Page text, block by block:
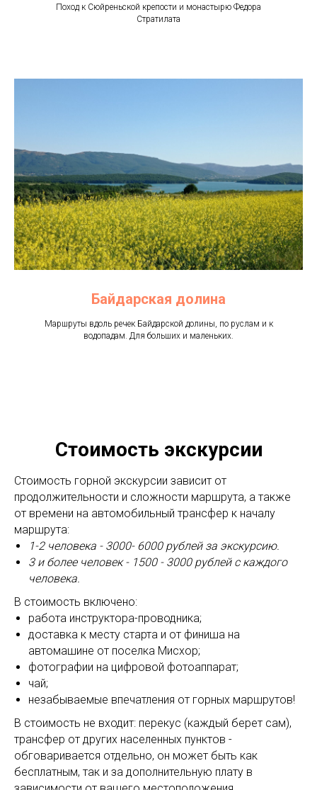
Поход к Сюйреньской крепости и монастырю Федора
Стратилата
Байдарская долина
Маршруты вдоль речек Байдарской долины, по руслам и к
водопадам. Для больших и маленьких.
Стоимость экскурсии
Стоимость горной экскурсии зависит от
продолжительности и сложности маршрута, а также
от времени на автомобильный трансфер к началу
маршрута:
1-2 человека - 3000- 6000 рублей за экскурсию.
3 и более человек - 1500 - 3000 рублей с каждого
человека.
В стоимость включено:
работа инструктора-проводника;
доставка к месту старта и от финиша на
автомашине от поселка Мисхор;
фотографии на цифровой фотоаппарат;
чай;
незабываемые впечатления от горных маршрутов!
В стоимость не входит: перекус (каждый берет сам),
трансфер от других населенных пунктов -
обговаривается отдельно, он может быть как
бесплатным, так и за дополнительную плату в